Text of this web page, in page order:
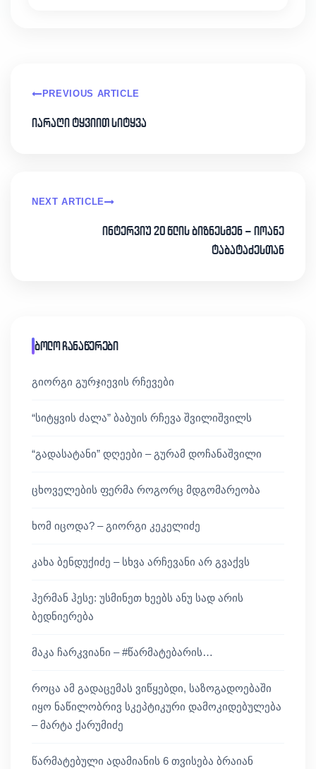
PREVIOUS ARTICLE
იარაღი ტყვიით სიტყვა
NEXT ARTICLE
ინტერვიუ 20 წლის ბიზნესმენ – იოანე
ტაბატაძესთან
ბოლო ჩანაწერები
გიორგი გურჯიევის რჩევები
“სიტყვის ძალა” ბაბუის რჩევა შვილიშვილს
“გადასატანი” დღეები – გურამ დოჩანაშვილი
ცხოველების ფერმა როგორც მდგომარეობა
ხომ იცოდა? – გიორგი კეკელიძე
კახა ბენდუქიძე – სხვა არჩევანი არ გვაქვს
ჰერმან ჰესე: უსმინეთ ხეებს ანუ სად არის
ბედნიერება
მაკა ჩარკვიანი – #წარმატებარის…
როცა ამ გადაცემას ვიწყებდი, საზოგადოებაში
იყო ნაწილობრივ სკეპტიკური დამოკიდებულება
– მარტა ქარუმიძე
წარმატებული ადამიანის 6 თვისება ბრაიან